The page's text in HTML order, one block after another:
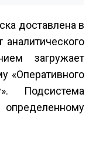
доставлена в
загружает
«Оперативного
Подсистема